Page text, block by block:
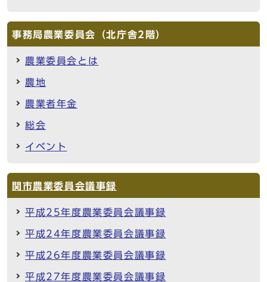
事務局農業委員会（北庁舎2階）
農業委員会とは
農地
農業者年金
総会
イベント
関市農業委員会議事録
平成25年度農業委員会議事録
平成24年度農業委員会議事録
平成26年度農業委員会議事録
平成27年度農業委員会議事録